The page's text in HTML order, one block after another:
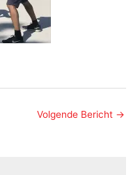
Volgende Bericht →